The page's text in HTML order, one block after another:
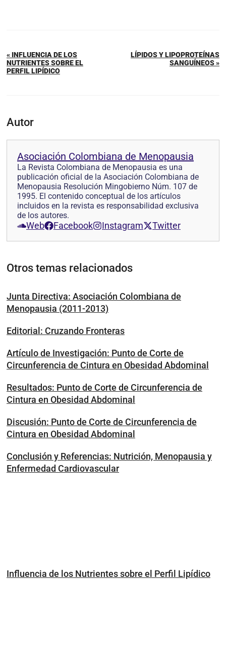
« INFLUENCIA DE LOS
NUTRIENTES SOBRE EL
PERFIL LIPÍDICO
LÍPIDOS Y LIPOPROTEÍNAS
SANGUÍNEOS »
Autor
Asociación Colombiana de Menopausia
La Revista Colombiana de Menopausia es una
publicación oficial de la Asociación Colombiana de
Menopausia Resolución Mingobierno Núm. 107 de
1995. El contenido conceptual de los artículos
incluidos en la revista es responsabilidad exclusiva
de los autores.
Web Facebook Instagram Twitter
Otros temas relacionados
Junta Directiva: Asociación Colombiana de
Menopausia (2011-2013)
Editorial: Cruzando Fronteras
Artículo de Investigación: Punto de Corte de
Circunferencia de Cintura en Obesidad Abdominal
Resultados: Punto de Corte de Circunferencia de
Cintura en Obesidad Abdominal
Discusión: Punto de Corte de Circunferencia de
Cintura en Obesidad Abdominal
Conclusión y Referencias: Nutrición, Menopausia y
Enfermedad Cardiovascular
Influencia de los Nutrientes sobre el Perfil Lipídico